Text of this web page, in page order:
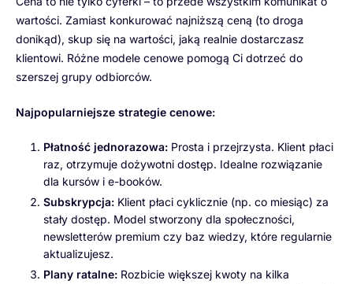
wartości. Zamiast konkurować najniższą ceną (to droga
donikąd), skup się na wartości, jaką realnie dostarczasz
klientowi. Różne modele cenowe pomogą Ci dotrzeć do
szerszej grupy odbiorców.
Najpopularniejsze strategie cenowe:
Płatność jednorazowa: Prosta i przejrzysta. Klient płaci
raz, otrzymuje dożywotni dostęp. Idealne rozwiązanie
dla kursów i e-booków.
Subskrypcja: Klient płaci cyklicznie (np. co miesiąc) za
stały dostęp. Model stworzony dla społeczności,
newsletterów premium czy baz wiedzy, które regularnie
aktualizujesz.
Plany ratalne: Rozbicie większej kwoty na kilka